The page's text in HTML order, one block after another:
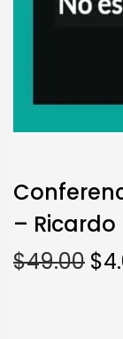
– Ricardo
$49.00 $